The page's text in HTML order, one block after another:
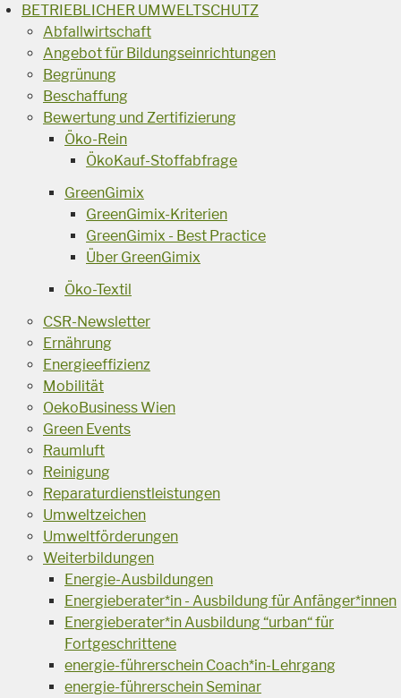
BETRIEBLICHER UMWELTSCHUTZ
Abfallwirtschaft
Angebot für Bildungseinrichtungen
Begrünung
Beschaffung
Bewertung und Zertifizierung
Öko-Rein
ÖkoKauf-Stoffabfrage
GreenGimix
GreenGimix-Kriterien
GreenGimix - Best Practice
Über GreenGimix
Öko-Textil
CSR-Newsletter
Ernährung
Energieeffizienz
Mobilität
OekoBusiness Wien
Green Events
Raumluft
Reinigung
Reparaturdienstleistungen
Umweltzeichen
Umweltförderungen
Weiterbildungen
Energie-Ausbildungen
Energieberater*in - Ausbildung für Anfänger*innen
Energieberater*in Ausbildung “urban“ für
Fortgeschrittene
energie-führerschein Coach*in-Lehrgang
energie-führerschein Seminar